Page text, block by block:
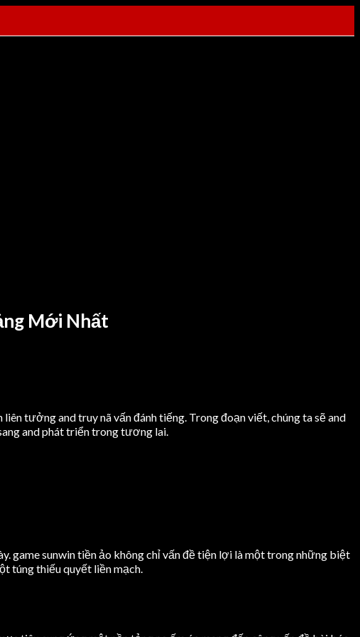
Mới Nhất
tưởng and truy nã vấn đánh tiếng. Trong đoạn viết, chúng ta sẽ and
and phát triển trong tương lai.
game sunwin tiền ảo không chỉ vấn đề tiện lợi là một trong những biệt
túng thiếu quyết liền mạch.